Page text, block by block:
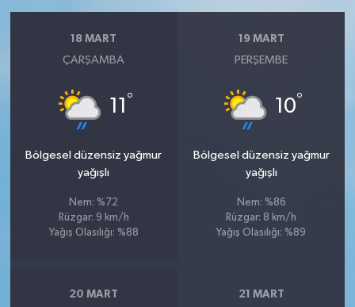
18 MART
ÇARŞAMBA
11 °
Bölgesel düzensiz yağmur
yağışlı
Nem: %72
Rüzgar: 9 km/h
Yağış Olasılığı: %88
19 MART
PERŞEMBE
10°
Bölgesel düzensiz yağmur
yağışlı
Nem: %86
Rüzgar: 8 km/h
Yağış Olasılığı: %89
20 MART 21 MART